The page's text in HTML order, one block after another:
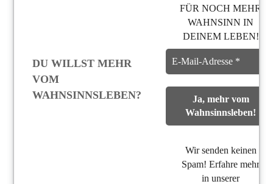
DU WILLST MEHR
VOM
WAHNSINNSLEBEN?
FÜR NOCH MEHR
WAHNSINN IN
DEINEM LEBEN!
Wir senden keinen
Spam! Erfahre mehr
in unserer